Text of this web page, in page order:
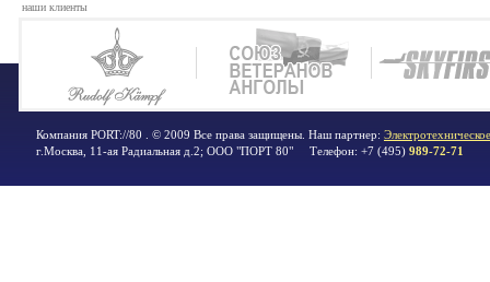
наши клиенты
Компания PORT://80 . © 2009 Все права защищены. Наш партнер:
г.Москва 11-ая Радиальная д.2; ООО "ПОРТ 80" Телефон: +7 (495) 989-72-71